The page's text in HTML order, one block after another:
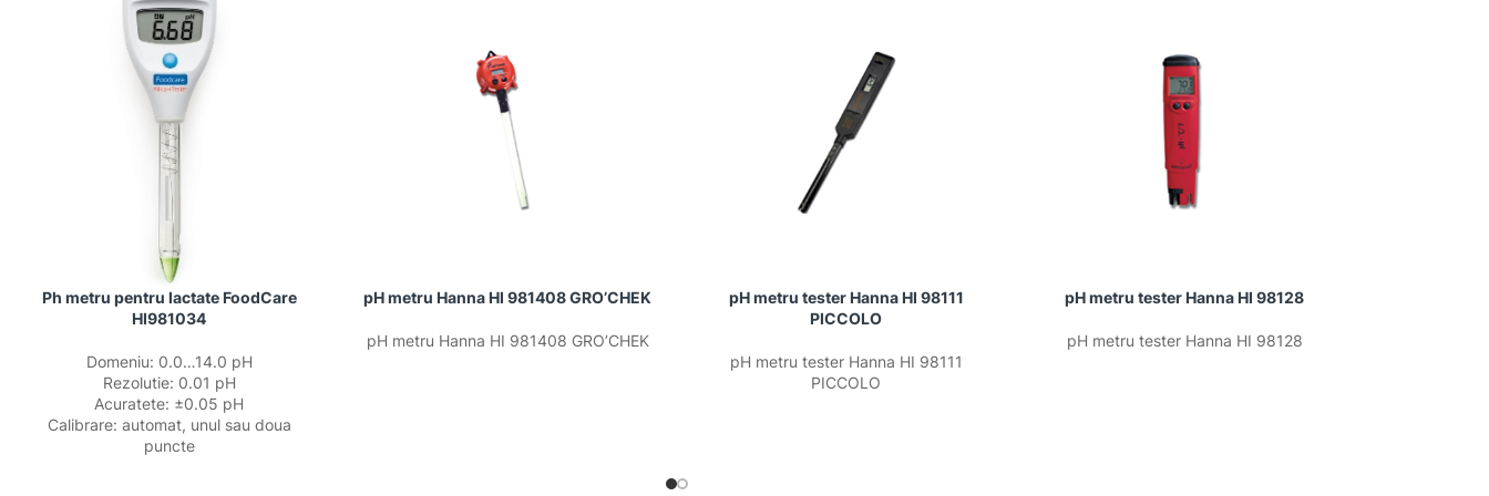
Ph metru pentru lactate FoodCare
HI981034
Domeniu: 0.0…14.0 pH
Rezolutie: 0.01 pH
Acuratete: ±0.05 pH
Calibrare: automat, unul sau doua
puncte
pH metru Hanna HI 981408 GRO’CHEK
pH metru Hanna HI 981408 GRO’CHEK
pH metru tester Hanna HI 98111
PICCOLO
pH metru tester Hanna HI 98111
PICCOLO
pH metru tester Hanna HI 98128
pH metru tester Hanna HI 98128